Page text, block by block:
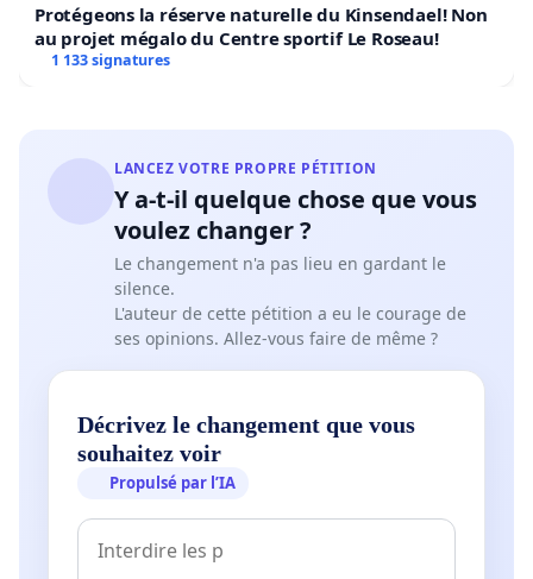
Protégeons la réserve naturelle du Kinsendael! Non
au projet mégalo du Centre sportif Le Roseau!
1 133 signatures
LANCEZ VOTRE PROPRE PÉTITION
Y a-t-il quelque chose que vous
voulez changer ?
Le changement n'a pas lieu en gardant le
silence.
L'auteur de cette pétition a eu le courage de
ses opinions. Allez-vous faire de même ?
Décrivez le changement que vous
souhaitez voir
Propulsé par l’IA